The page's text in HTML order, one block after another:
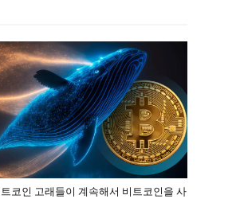
코인 고래들이 계속해서 비트코인을 사